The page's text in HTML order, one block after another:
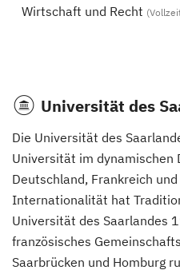
Wirtschaft und Recht
Universität des
Die Universität des
Universität im dynamischen
Deutschland, Frankreich
Internationalität hat
Universität des Saarlandes
französisches
Saarbrücken und Homburg